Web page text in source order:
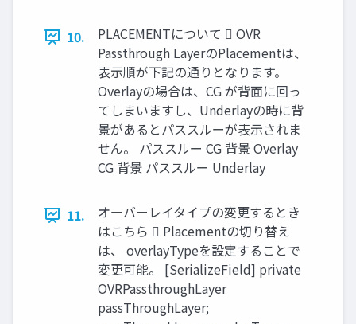
10.
PLACEMENTについて  OVR
Passthrough LayerのPlacementは、
表示順が下記の通りとなります。
Overlayの場合は、CG が背面に回っ
てしまいますし、Underlayの時に背
景があるとパススルーが表示されま
せん。 パススルー CG 背景 Overlay
CG 背景 パススルー Underlay
11.
オーバーレイタイプの変更するとき
はこちら  Placementの切り替え
は、 overlayTypeを設定することで
変更可能。 [SerializeField] private
OVRPassthroughLayer
passThroughLayer;